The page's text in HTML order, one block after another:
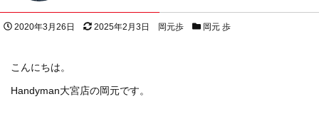
投稿日
2020年3月26日 更新日
2025年2月3日 著者
岡元歩 スタッフブログカテゴリー
岡元 歩
こんにちは。
Handyman大宮店の岡元です。